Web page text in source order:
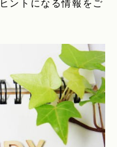
ントになる情報をご